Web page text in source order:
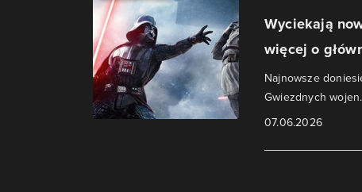
Wyciekają
więcej o
Najnowsze
Gwiezdnych wojen.
07.06.2026